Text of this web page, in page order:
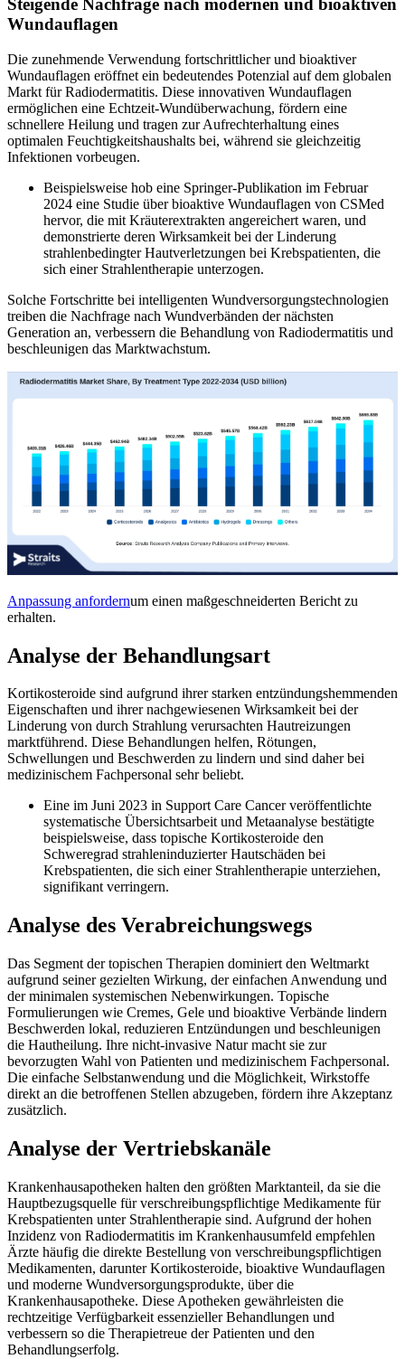
Steigende Nachfrage nach modernen und bioaktiven
Wundauflagen
Die zunehmende Verwendung fortschrittlicher und bioaktiver
Wundauflagen eröffnet ein bedeutendes Potenzial auf dem globalen
Markt für Radiodermatitis. Diese innovativen Wundauflagen
ermöglichen eine Echtzeit-Wundüberwachung, fördern eine
schnellere Heilung und tragen zur Aufrechterhaltung eines
optimalen Feuchtigkeitshaushalts bei, während sie gleichzeitig
Infektionen vorbeugen.
Beispielsweise hob eine Springer-Publikation im Februar
2024 eine Studie über bioaktive Wundauflagen von CSMed
hervor, die mit Kräuterextrakten angereichert waren, und
demonstrierte deren Wirksamkeit bei der Linderung
strahlenbedingter Hautverletzungen bei Krebspatienten, die
sich einer Strahlentherapie unterzogen.
Solche Fortschritte bei intelligenten Wundversorgungstechnologien
treiben die Nachfrage nach Wundverbänden der nächsten
Generation an, verbessern die Behandlung von Radiodermatitis und
beschleunigen das Marktwachstum.
Anpassung anfordernum einen maßgeschneiderten Bericht zu
erhalten.
Analyse der Behandlungsart
Kortikosteroide sind aufgrund ihrer starken entzündungshemmenden
Eigenschaften und ihrer nachgewiesenen Wirksamkeit bei der
Linderung von durch Strahlung verursachten Hautreizungen
marktführend. Diese Behandlungen helfen, Rötungen,
Schwellungen und Beschwerden zu lindern und sind daher bei
medizinischem Fachpersonal sehr beliebt.
Eine im Juni 2023 in Support Care Cancer veröffentlichte
systematische Übersichtsarbeit und Metaanalyse bestätigte
beispielsweise, dass topische Kortikosteroide den
Schweregrad strahleninduzierter Hautschäden bei
Krebspatienten, die sich einer Strahlentherapie unterziehen,
signifikant verringern.
Analyse des Verabreichungswegs
Das Segment der topischen Therapien dominiert den Weltmarkt
aufgrund seiner gezielten Wirkung, der einfachen Anwendung und
der minimalen systemischen Nebenwirkungen. Topische
Formulierungen wie Cremes, Gele und bioaktive Verbände lindern
Beschwerden lokal, reduzieren Entzündungen und beschleunigen
die Hautheilung. Ihre nicht-invasive Natur macht sie zur
bevorzugten Wahl von Patienten und medizinischem Fachpersonal.
Die einfache Selbstanwendung und die Möglichkeit, Wirkstoffe
direkt an die betroffenen Stellen abzugeben, fördern ihre Akzeptanz
zusätzlich.
Analyse der Vertriebskanäle
Krankenhausapotheken halten den größten Marktanteil, da sie die
Hauptbezugsquelle für verschreibungspflichtige Medikamente für
Krebspatienten unter Strahlentherapie sind. Aufgrund der hohen
Inzidenz von Radiodermatitis im Krankenhausumfeld empfehlen
Ärzte häufig die direkte Bestellung von verschreibungspflichtigen
Medikamenten, darunter Kortikosteroide, bioaktive Wundauflagen
und moderne Wundversorgungsprodukte, über die
Krankenhausapotheke. Diese Apotheken gewährleisten die
rechtzeitige Verfügbarkeit essenzieller Behandlungen und
verbessern so die Therapietreue der Patienten und den
Behandlungserfolg.